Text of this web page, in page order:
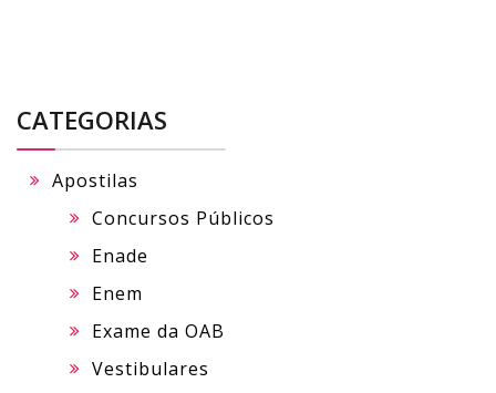
CATEGORIAS
Apostilas
Concursos Públicos
Enade
Enem
Exame da OAB
Vestibulares